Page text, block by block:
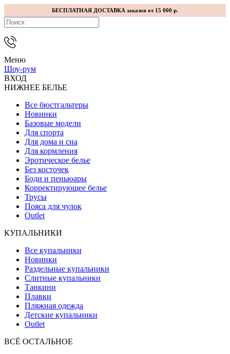
БЕСПЛАТНАЯ ДОСТАВКА заказов от 15 000 р.
Меню
Шоу-рум
ВХОД
НИЖНЕЕ БЕЛЬЕ
Все бюстгальтеры
Новинки
Базовые модели
Для спорта
Для дома и сна
Для кормления
Эротическое белье
Без косточек
Боди и пеньюары
Корректирующее белье
Трусы
Пояса для чулок
Outlet
КУПАЛЬНИКИ
Все купальники
Новинки
Раздельные купальники
Слитные купальники
Танкини
Плавки
Пляжная одежда
Детские купальники
Outlet
ВCЁ ОСТАЛЬНОЕ